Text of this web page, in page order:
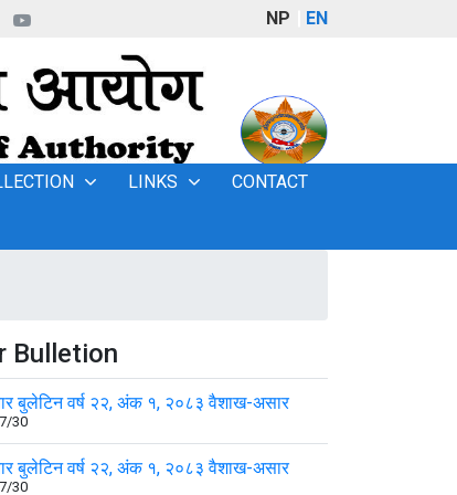
NP EN
LINKS CONTACT
Bulletion
बुलेटिन वर्ष २२, अंक १, २०८३ वैशाख-असार
30
बुलेटिन वर्ष २२, अंक १, २०८३ वैशाख-असार
30